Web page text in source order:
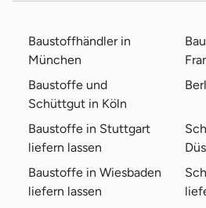
Baustoffhändler in
München
Baustoffe und
Schüttgut in Köln
Baustoffe in Stuttgart
liefern lassen
Baustoffe in Wiesbaden
liefern lassen